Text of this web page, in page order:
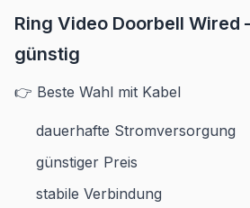
Ring Video Doorbell Wired
günstig
👉 Beste Wahl mit Kabel
dauerhafte Stromversorgung
günstiger Preis
stabile Verbindung